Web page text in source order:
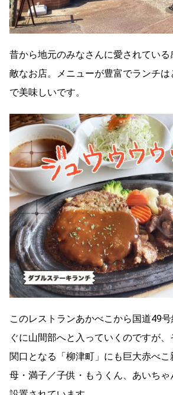
昔から地元のみなさんに愛されてい
敵なお店。メニューが豊富でランチ
で美味しいです。
このレストランあかべこから国道49
ぐに山間部へと入っていくのですが
関口となる「柳津町」にも巨大赤べ
母・満子／子供・もうくん、あいち